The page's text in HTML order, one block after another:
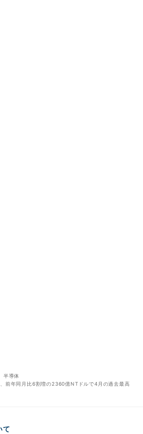
半導体
前年同月比6割増の2360億NTドルで4月の過去最高
て